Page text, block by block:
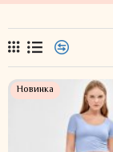
Новинка